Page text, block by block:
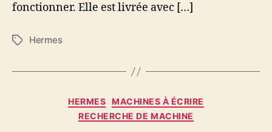
fonctionner. Elle est livrée avec […]
Étiquettes
Hermes
Catégories
HERMES MACHINES À ÉCRIRE
RECHERCHE DE MACHINE